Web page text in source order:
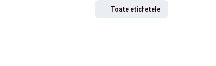
Toate etichetele